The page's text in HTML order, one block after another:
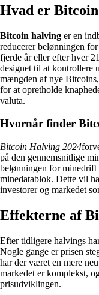
Hvad er
Bitcoin halving er en
reducerer belønningen
fjerde år eller efter hver
designet til at kontrollere
mængden af nye
for at opretholde
valuta.
Hvornår finder
Bitcoin Halving 2024
på den gennemsnitlige
belønningen for
minedatablok. Dette vil
investorer og markedet
Effekterne af
Efter tidligere halvings
Nogle gange er prisen
har der været en mere
markedet er komplekst,
prisudviklingen.